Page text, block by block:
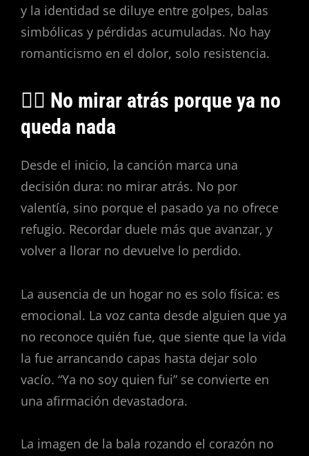
y la identidad se diluye entre golpes, balas
simbólicas y pérdidas acumuladas. No hay
romanticismo en el dolor, solo resistencia.
🚶‍♀️ No mirar atrás porque ya no
queda nada
Desde el inicio, la canción marca una
decisión dura: no mirar atrás. No por
valentía, sino porque el pasado ya no ofrece
refugio. Recordar duele más que avanzar, y
volver a llorar no devuelve lo perdido.
La ausencia de un hogar no es solo física: es
emocional. La voz canta desde alguien que ya
no reconoce quién fue, que siente que la vida
la fue arrancando capas hasta dejar solo
vacío. “Ya no soy quien fui” se convierte en
una afirmación devastadora.
La imagen de la bala rozando el corazón no